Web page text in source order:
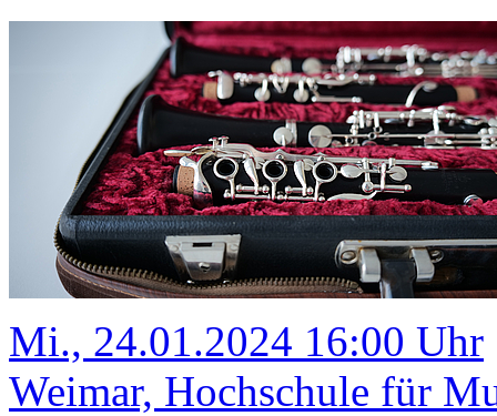
Mi., 24.01.2024 16:00 Uhr
Weimar, Hochschule für